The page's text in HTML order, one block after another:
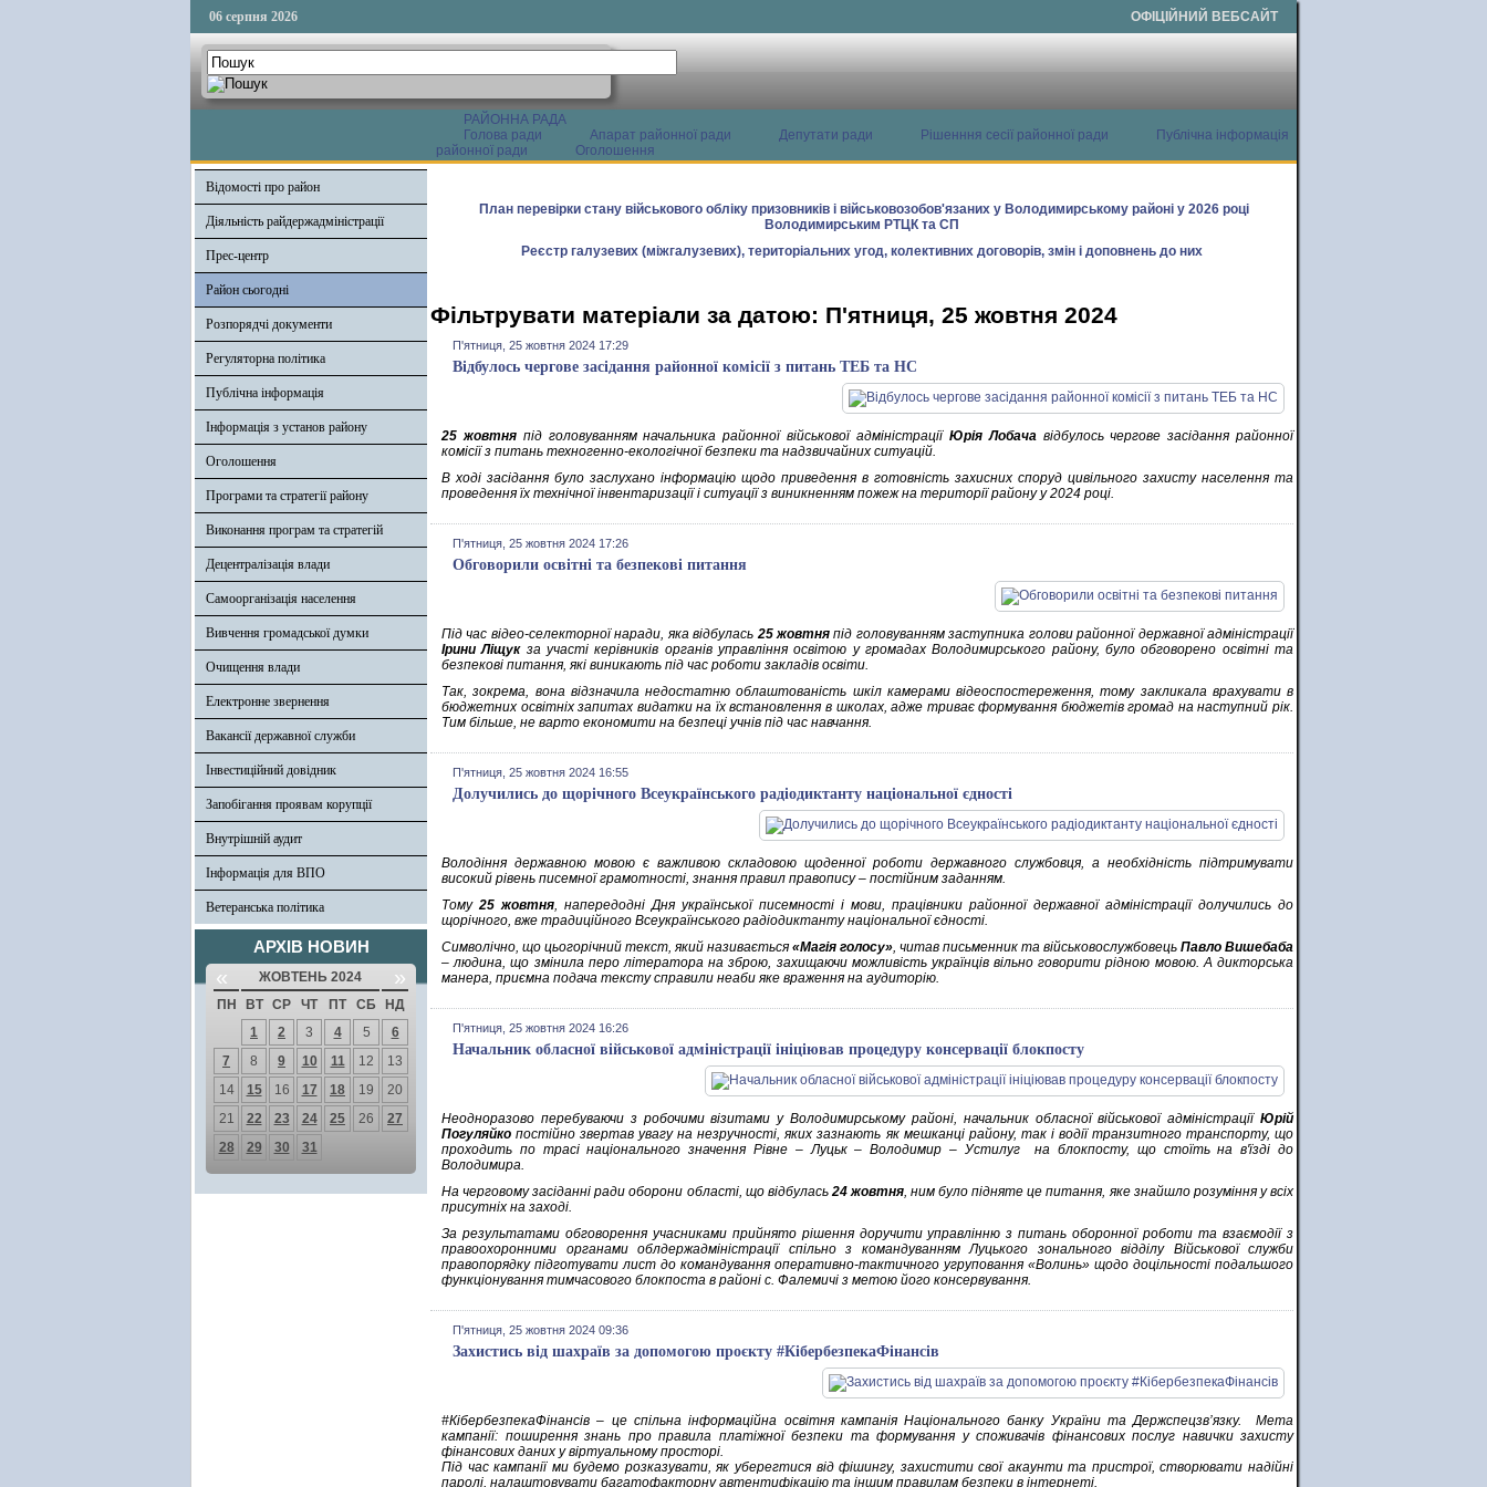
06 серпня 2026 ОФІЦІЙНИЙ ВЕБСАЙТ
РАЙОННА РАДА
Голова ради
Апарат районної ради Депутати ради Рішенння сесії районної ради
Публічна інформація
районної ради
Оголошення
Відомості про район
Діяльність райдержадміністрації
Прес-центр
Район сьогодні
Розпорядчі документи
Регуляторна політика
Публічна інформація
Інформація з установ району
Оголошення
Програми та стратегії району
Виконання програм та стратегій
Децентралізація влади
Самоорганізація населення
Вивчення громадської думки
Очищення влади
Електронне звернення
Вакансії державної служби
Інвестиційний довідник
Запобігання проявам корупції
Внутрішній аудит
Інформація для ВПО
Ветеранська політика
АРХІВ НОВИН
« ЖОВТЕНЬ 2024 »
ПН ВТ СР ЧТ ПТ СБ
НД
1
2 3 4 5
6
7
8 9 10 11 12
13
14
15 16 17 18 19
20
21
22 23 24 25 26
27
28
29 30 31
План перевірки стану військового обліку призовників і військовозобов'язаних у Володимирському районі у 2026 році
Володимирським РТЦК та СП
Реєстр галузевих (міжгалузевих), територіальних угод, колективних договорів, змін і доповнень до них
Фільтрувати матеріали за датою: П'ятниця, 25 жовтня 2024
П'ятниця, 25 жовтня 2024 17:29
Відбулось чергове засідання районної комісії з питань ТЕБ та НС
25 жовтняпід головуванням начальника районної військової адміністрації Юрія Лобачавідбулось чергове засідання районної
комісії з питань техногенно-екологічної безпеки та надзвичайних ситуацій.
В ході засідання було заслухано інформацію щодо приведення в готовність захисних споруд цивільного захисту населення та
проведення їх технічної інвентаризації і ситуації з виникненням пожеж на території району у 2024 році.
П'ятниця, 25 жовтня 2024 17:26
Обговорили освітні та безпекові питання
Під час відео-селекторної наради, яка відбулась25 жовтня під головуванням заступника голови районної державної адміністрації
Ірини Ліщукза участі керівників органів управління освітою у громадах Володимирського району, було обговорено освітні та
безпекові питання, які виникають під час роботи закладів освіти.
Так, зокрема, вона відзначила недостатню облаштованість шкіл камерами відеоспостереження, тому закликала врахувати в
бюджетних освітніх запитах видатки на їх встановлення в школах, адже триває формування бюджетів громад на наступний рік.
Тим більше, не варто економити на безпеці учнів під час навчання.
П'ятниця, 25 жовтня 2024 16:55
Долучились до щорічного Всеукраїнського радіодиктанту національної єдності
Володіння державною мовою є важливою складовою щоденної роботи державного службовця, а необхідність підтримувати
високий рівень писемної грамотності, знання правил правопису – постійним заданням.
Тому25 жовтня, напередодні Дня української писемності і мови, працівники районної державної адміністрації долучились до
щорічного, вже традиційного Всеукраїнського радіодиктанту національної єдності.
Символічно, що цьогорічний текст, який називається «Магія голосу», читав письменник та військовослужбовець Павло Вишебаба
– людина, що змінила перо літератора на зброю, захищаючи можливість українців вільно говорити рідною мовою. А дикторська
манера, приємна подача тексту справили неаби яке враження на аудиторію.
П'ятниця, 25 жовтня 2024 16:26
Начальник обласної військової адміністрації ініціював процедуру консервації блокпосту
Неодноразово перебуваючи з робочими візитами у Володимирському районі, начальник обласної військової адміністрації Юрій
Погуляйко постійно звертав увагу на незручності, яких зазнають як мешканці району, так і водії транзитного транспорту, що
проходить по трасі національного значення Рівне – Луцьк – Володимир – Устилуг на блокпосту, що стоїть на в'їзді до
Володимира.
На черговому засіданні ради оборони області, що відбулась24 жовтня, ним було підняте це питання, яке знайшло розуміння у всіх
присутніх на заході.
За результатами обговорення учасниками прийнято рішення доручити управлінню з питань оборонної роботи та взаємодії з
правоохоронними органами облдержадміністрації спільно з командуванням Луцького зонального відділу Військової служби
правопорядку підготувати лист до командування оперативно-тактичного угруповання «Волинь» щодо доцільності подальшого
функціонування тимчасового блокпоста в районі с. Фалемичі з метою його консервування.
П'ятниця, 25 жовтня 2024 09:36
Захистись від шахраїв за допомогою проєкту #КібербезпекаФінансів
#КібербезпекаФінансів – це спільна інформаційна освітня кампанія Національного банку України та Держспецзв’язку. Мета
кампанії: поширення знань про правила платіжної безпеки та формування у споживачів фінансових послуг навички захисту
фінансових даних у віртуальному просторі.
Під час кампанії ми будемо розказувати, як уберегтися від фішингу, захистити свої акаунти та пристрої, створювати надійні
паролі, налаштовувати багатофакторну автентифікацію та іншим правилам безпеки в інтернеті.